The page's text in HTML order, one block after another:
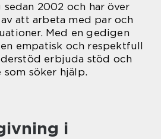
2002 och har över
att arbeta med par och
Med en gedigen
empatisk och respektfull
erbjuda stöd och
söker hjälp.
i